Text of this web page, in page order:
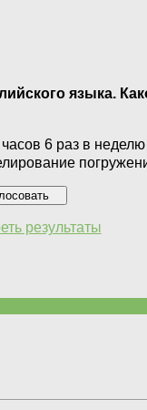
языка.
6 раз в
результаты